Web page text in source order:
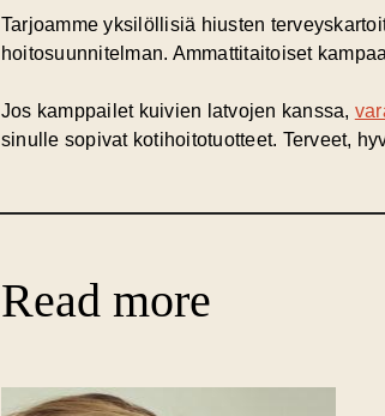
Tarjoamme yksilöllisiä hiusten
hoitosuunnitelman. Ammattitaitoiset
Jos kamppailet kuivien latvojen kanssa,
sinulle sopivat kotihoitotuotteet. Terveet,
Read more